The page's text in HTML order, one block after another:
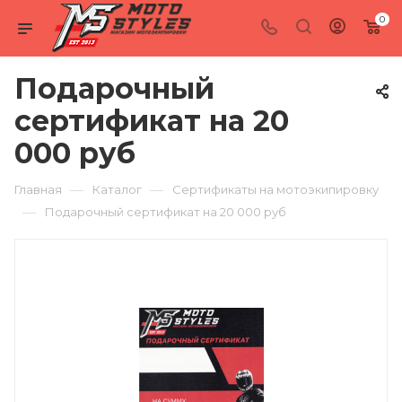
0
Подарочный
сертификат на 20
000 руб
Главная — Каталог — Сертификаты на мотоэкипировку
— Подарочный сертификат на 20 000 руб